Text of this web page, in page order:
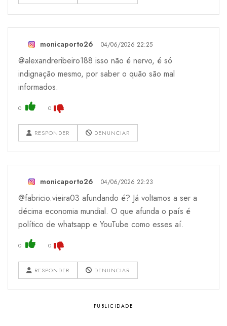
monicaporto26 04/06/2026 22:25
@alexandreribeiro188 isso não é nervo, é só
indignação mesmo, por saber o quão são mal
informados.
0 0
RESPONDER DENUNCIAR
monicaporto26 04/06/2026 22:23
@fabricio.vieira03 afundando é? Já voltamos a ser a
décima economia mundial. O que afunda o país é
político de whatsapp e YouTube como esses aí.
0 0
RESPONDER DENUNCIAR